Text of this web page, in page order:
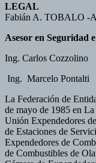
LEGAL
Fabián A. TOBALO -
Asesor en Seguridad
Ing. Carlos Cozzolino
Ing. Marcelo Pontalti
La Federación de
de mayo de 1985 en
Unión Expendedores
de Estaciones de
Expendedores de
de Combustibles de